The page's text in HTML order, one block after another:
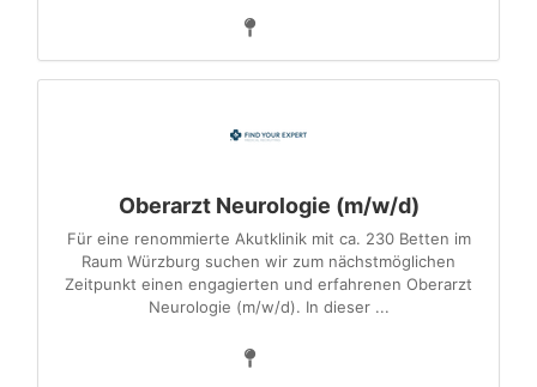
Oberarzt Neurologie (m/w/d)
Für eine renommierte Akutklinik mit ca. 230 Betten im
Raum Würzburg suchen wir zum nächstmöglichen
Zeitpunkt einen engagierten und erfahrenen Oberarzt
Neurologie (m/w/d). In dieser ...